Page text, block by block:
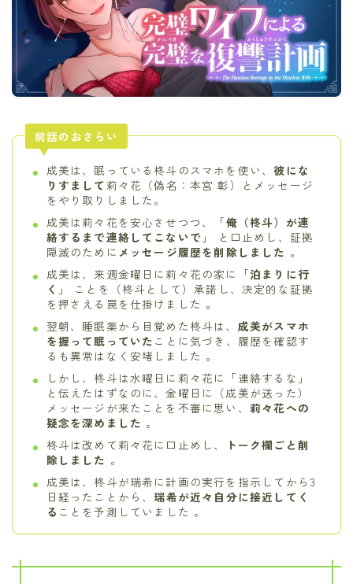
前話のおさらい
成美は、眠っている柊斗のスマホを使い、彼にな
りすまして 莉々花（偽名：本宮 彰）とメッセージ
をやり取りしました。
成美は莉々花を安心させつつ、「俺（柊斗）が連
絡するまで連絡してこないで 」 と口止めし、証拠
隠滅のために メッセージ履歴を削除しました 。
成美は、来週金曜日に莉々花の家に「泊まりに行
く 」 ことを（柊斗として）承諾し、決定的な証拠
を押さえる罠を仕掛けました 。
翌朝、睡眠薬から目覚めた柊斗は、 成美がスマホ
を握って眠っていた ことに気づき、履歴を確認す
るも異常はなく安堵しました 。
しかし、柊斗は水曜日に莉々花に「連絡するな」
と伝えたはずなのに、金曜日に（成美が送った）
メッセージが来たことを不審に思い、 莉々花への
疑念を深めました 。
柊斗は改めて莉々花に口止めし、
トーク欄ごと削
除しました 。
成美は、柊斗が瑞希に計画の実行を指示してから3
日経ったことから、瑞希が近々自分に接近してく
る ことを予測していました 。